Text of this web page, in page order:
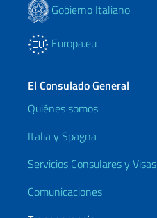
Gobierno Italiano
Europa.eu
El Consulado General
Quiénes somos
Italia y Spagna
Servicios Consulares y Visas
Comunicaciones